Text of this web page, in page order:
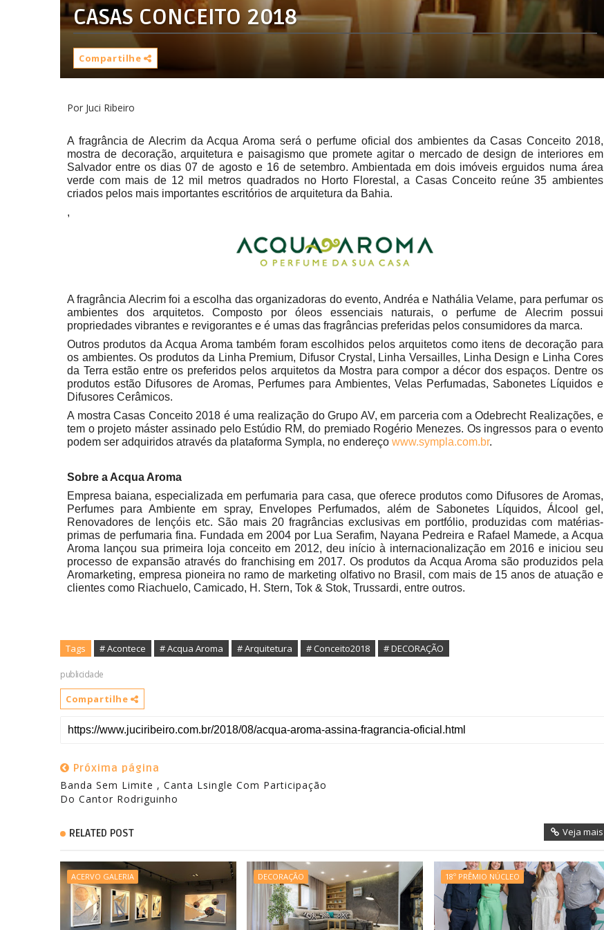
CASAS CONCEITO 2018
Compartilhe
Por Juci Ribeiro
A fragrância de Alecrim da Acqua Aroma será o perfume oficial dos ambientes da Casas Conceito 2018,
mostra de decoração, arquitetura e paisagismo que promete agitar o mercado de design de interiores em
Salvador entre os dias 07 de agosto e 16 de setembro. Ambientada em dois imóveis erguidos numa área
verde com mais de 12 mil metros quadrados no Horto Florestal, a Casas Conceito reúne 35 ambientes
criados pelos mais importantes escritórios de arquitetura da Bahia.
,
A fragrância Alecrim foi a escolha das organizadoras do evento, Andréa e Nathália Velame, para perfumar os
ambientes dos arquitetos. Composto por óleos essenciais naturais, o perfume de Alecrim possui
propriedades vibrantes e revigorantes e é umas das fragrâncias preferidas pelos consumidores da marca.
Outros produtos da Acqua Aroma também foram escolhidos pelos arquitetos como itens de decoração para
os ambientes. Os produtos da Linha Premium, Difusor Crystal, Linha Versailles, Linha Design e Linha Cores
da Terra estão entre os preferidos pelos arquitetos da Mostra para compor a décor dos espaços. Dentre os
produtos estão Difusores de Aromas, Perfumes para Ambientes, Velas Perfumadas, Sabonetes Líquidos e
Difusores Cerâmicos.
A mostra Casas Conceito 2018 é uma realização do Grupo AV, em parceria com a Odebrecht Realizações, e
tem o projeto máster assinado pelo Estúdio RM, do premiado Rogério Menezes. Os ingressos para o evento
podem ser adquiridos através da plataforma Sympla, no endereço www.sympla.com.br.
Sobre a Acqua Aroma
Empresa baiana, especializada em perfumaria para casa, que oferece produtos como Difusores de Aromas,
Perfumes para Ambiente em spray, Envelopes Perfumados, além de Sabonetes Líquidos, Álcool gel,
Renovadores de lençóis etc. São mais 20 fragrâncias exclusivas em portfólio, produzidas com matérias-
primas de perfumaria fina. Fundada em 2004 por Lua Serafim, Nayana Pedreira e Rafael Mamede, a Acqua
Aroma lançou sua primeira loja conceito em 2012, deu início à internacionalização em 2016 e iniciou seu
processo de expansão através do franchising em 2017. Os produtos da Acqua Aroma são produzidos pela
Aromarketing, empresa pioneira no ramo de marketing olfativo no Brasil, com mais de 15 anos de atuação e
clientes como Riachuelo, Camicado, H. Stern, Tok & Stok, Trussardi, entre outros.
Tags # Acontece # Acqua Aroma # Arquitetura # Conceito2018 # DECORAÇÃO
publicidade
Compartilhe
Próxima página
Banda Sem Limite , Canta Lsingle Com Participação
Do Cantor Rodriguinho
RELATED POST Veja mais
ACERVO GALERIA DECORAÇÃO 18º PRÊMIO NÚCLEO